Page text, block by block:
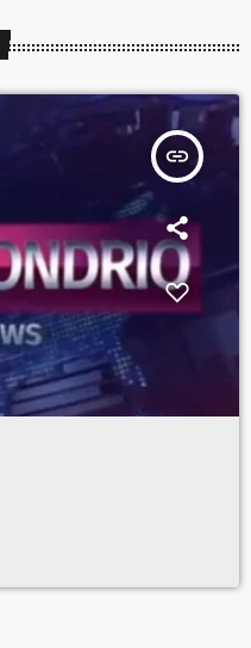
insert_link